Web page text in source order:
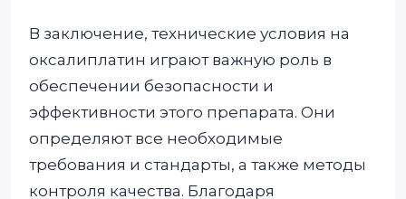
В заключение, технические условия на
оксалиплатин играют важную роль в
обеспечении безопасности и
эффективности этого препарата. Они
определяют все необходимые
требования и стандарты, а также методы
контроля качества. Благодаря